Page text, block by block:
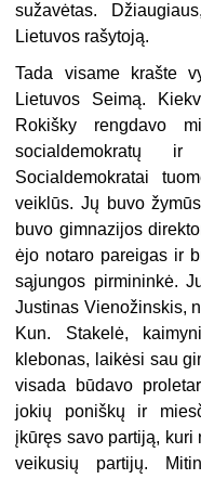
sužavėtas.
Lietuvos rašytoją.
Tada visame krašte
Lietuvos Seimą.
Rokišky rengdavo
socialdemokratų
Socialdemokratai
veiklūs. Jų buvo
buvo gimnazijos
ėjo notaro pareigas ir
sąjungos pirmininkė.
Justinas Vienožinskis,
Kun. Stakelė,
klebonas, laikėsi sau
visada būdavo
jokių poniškų ir
įkūręs savo partiją,
veikusių partijų.